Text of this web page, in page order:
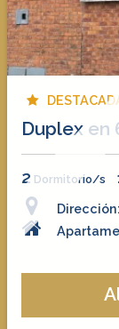
Duplex en
2 Dormitorio/s